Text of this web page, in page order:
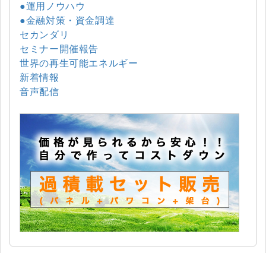
●運用ノウハウ
●金融対策・資金調達
セカンダリ
セミナー開催報告
世界の再生可能エネルギー
新着情報
音声配信